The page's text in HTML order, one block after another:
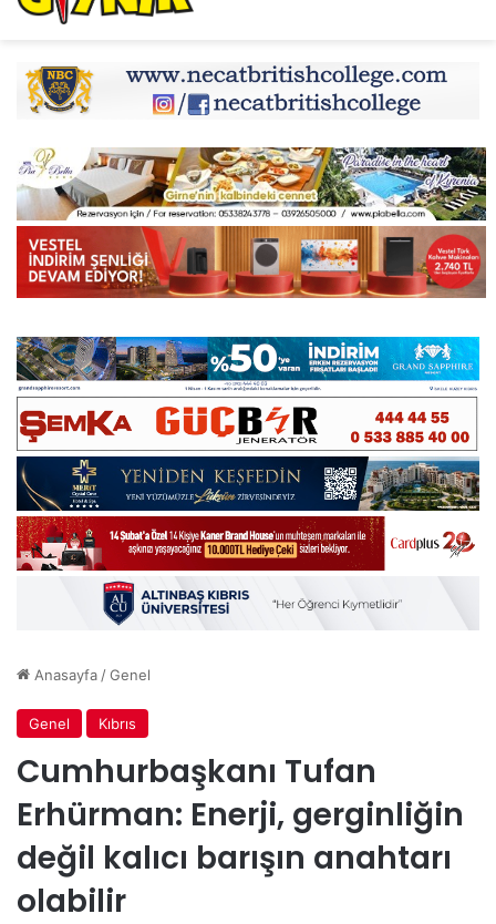
Anasayfa /Genel
Genel Kıbrıs
Cumhurbaşkanı Tufan
Erhürman: Enerji, gerginliğin
değil kalıcı barışın anahtarı
olabilir